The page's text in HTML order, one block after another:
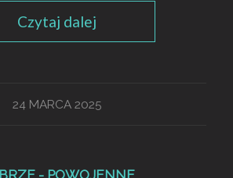
Czytaj dalej
24 MARCA 2025